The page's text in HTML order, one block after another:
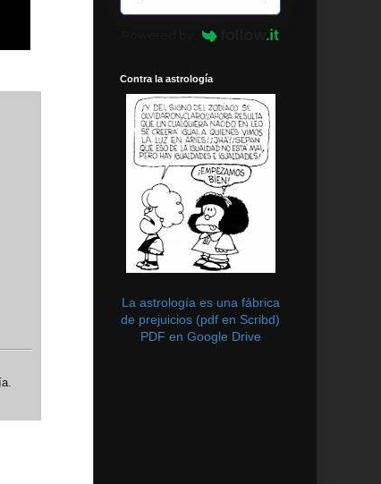
Contra la astrología
La astrología es una fábrica
de prejuicios (pdf en Scribd)
PDF en Google Drive